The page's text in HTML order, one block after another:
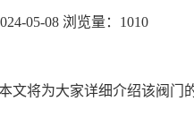
05-08 浏览量：1010
将为大家详细介绍该阀